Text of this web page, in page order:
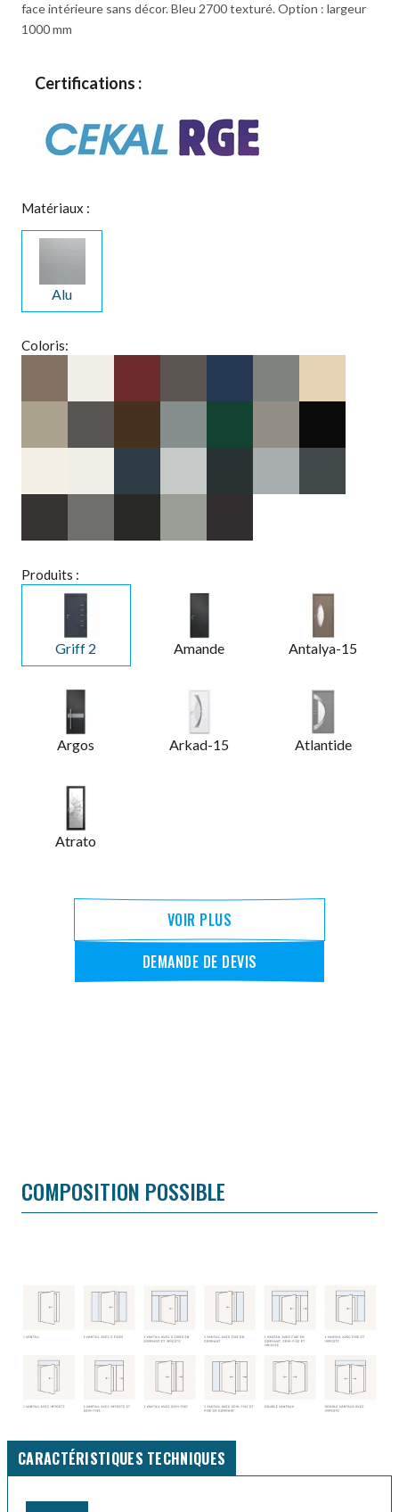
face intérieure sans décor. Bleu 2700 texturé. Option : largeur
1000 mm
Certifications :
Matériaux :
Alu
Coloris:
Produits :
Griff 2 Amande Antalya-15
Argos Arkad-15 Atlantide
Atrato
VOIR PLUS
DEMANDE DE DEVIS
COMPOSITION POSSIBLE
CARACTÉRISTIQUES TECHNIQUES